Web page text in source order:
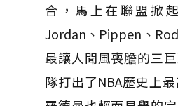
合，馬上在聯盟掀
Jordan、Pippen、
最讓人聞風喪膽的三
隊打出了NBA歷史上